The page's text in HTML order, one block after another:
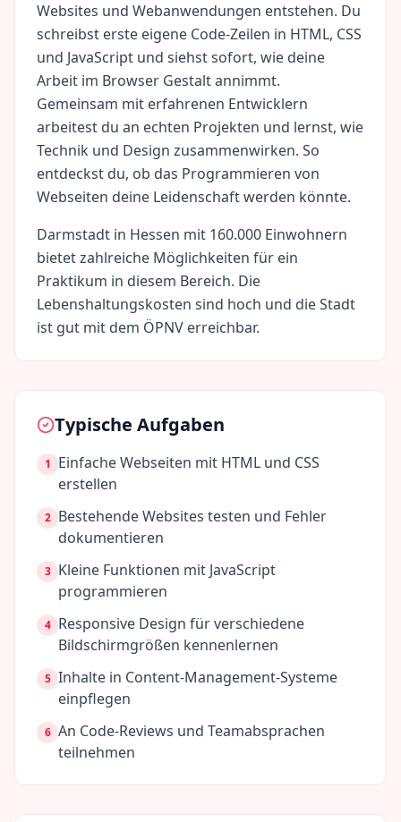
Websites und Webanwendungen entstehen. Du
schreibst erste eigene Code-Zeilen in HTML, CSS
und JavaScript und siehst sofort, wie deine
Arbeit im Browser Gestalt annimmt.
Gemeinsam mit erfahrenen Entwicklern
arbeitest du an echten Projekten und lernst, wie
Technik und Design zusammenwirken. So
entdeckst du, ob das Programmieren von
Webseiten deine Leidenschaft werden könnte.
Darmstadt in Hessen mit 160.000 Einwohnern
bietet zahlreiche Möglichkeiten für ein
Praktikum in diesem Bereich. Die
Lebenshaltungskosten sind hoch und die Stadt
ist gut mit dem ÖPNV erreichbar.
Typische Aufgaben
1
Einfache Webseiten mit HTML und CSS
erstellen
2 Bestehende Websites testen und Fehler
dokumentieren
3 Kleine Funktionen mit JavaScript
programmieren
4 Responsive Design für verschiedene
Bildschirmgrößen kennenlernen
5 Inhalte in Content-Management-Systeme
einpflegen
6 An Code-Reviews und Teamabsprachen
teilnehmen